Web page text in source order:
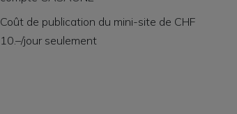
Coût de publication du mini-site de CHF
10.–/jour seulement